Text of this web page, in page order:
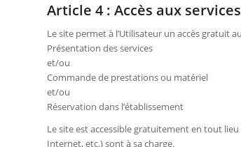
Article 4 : Accès aux services
Le site permet à l’Utilisateur un accès gratuit
Présentation des services
et/ou
Commande de prestations ou matériel
et/ou
Réservation dans l’établissement
Le site est accessible gratuitement en tout
Internet, etc.) sont à sa charge.